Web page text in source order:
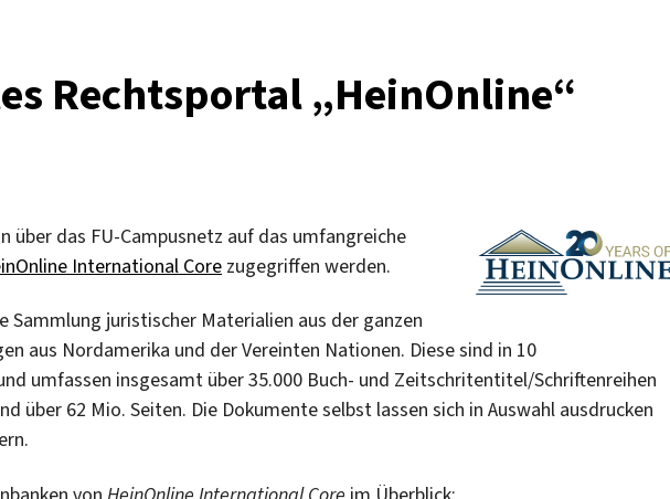
Rechtsportal „HeinOnline“
über das FU-Campusnetz auf das umfangreiche
International Core zugegriffen werden.
Sammlung juristischer Materialien aus der ganzen
aus Nordamerika und der Vereinten Nationen. Diese sind in 10
umfassen insgesamt über 35.000 Buch- und Zeitschritentitel/Schriftenreihen
über 62 Mio. Seiten. Die Dokumente selbst lassen sich in Auswahl ausdrucken